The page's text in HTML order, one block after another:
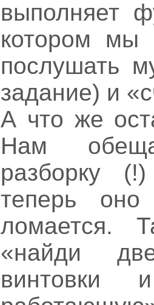
выполняет
котором мы
послушать
задание) и
А что же
Нам
разборку
теперь оно
ломается.
«найди
винтовки